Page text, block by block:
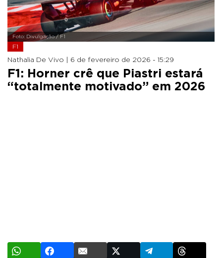
Foto: Divulgação / F1
F1
Nathalia De Vivo | 6 de fevereiro de 2026 - 15:29
F1: Horner crê que Piastri estará
“totalmente motivado” em 2026